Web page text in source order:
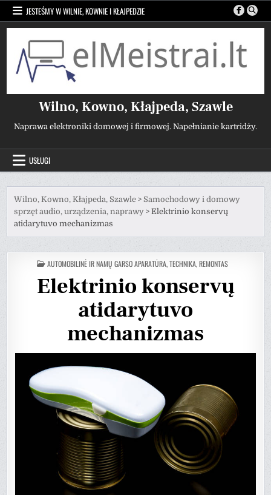
Przejdź
treści
JESTEŚMY W WILNIE, KOWNIE I KŁAJPEDZIE
Wilno, Kowno, Kłajpeda, Szawle
Naprawa elektroniki domowej i firmowej. Napełnianie kartridży.
USŁUGI
Wilno, Kowno, Kłajpeda, Szawle > Samochodowy i domowy
sprzęt audio, urządzenia, naprawy >Elektrinio konservų
atidarytuvo mechanizmas
POSTED
AUTOMOBILINĖ IR NAMŲ GARSO APARATŪRA, TECHNIKA, REMONTAS
Elektrinio konservų
atidarytuvo
mechanizmas